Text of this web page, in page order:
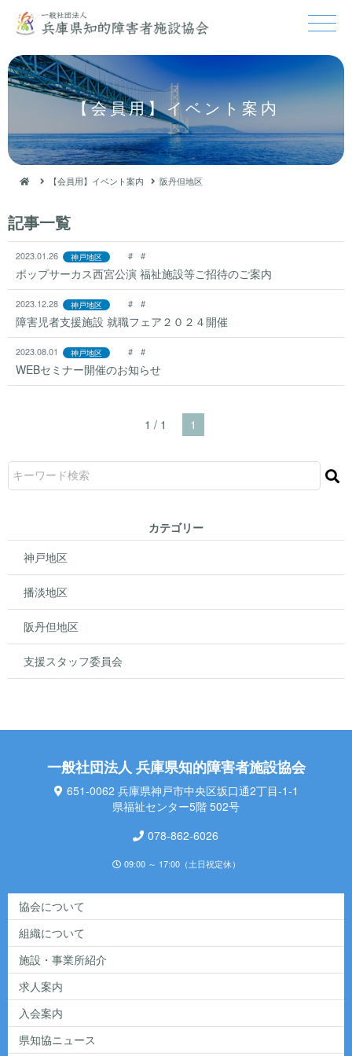
【会員用】イベント案内
【会員用】イベント案内 阪丹但地区
記事一覧
2023.01.26 神戸地区 # #
ポップサーカス西宮公演 福祉施設等ご招待のご案内
2023.12.28 神戸地区 # #
障害児者支援施設 就職フェア２０２４開催
2023.08.01 神戸地区 # #
WEBセミナー開催のお知らせ
1 / 1 1
カテゴリー
神戸地区
播淡地区
阪丹但地区
支援スタッフ委員会
一般社団法人 兵庫県知的障害者施設協会
651-0062 兵庫県神戸市中央区坂口通2丁目-1-1
県福祉センター5階 502号
078-862-6026
09:00 ～ 17:00（土日祝定休）
協会について
組織について
施設・事業所紹介
求人案内
入会案内
県知協ニュース